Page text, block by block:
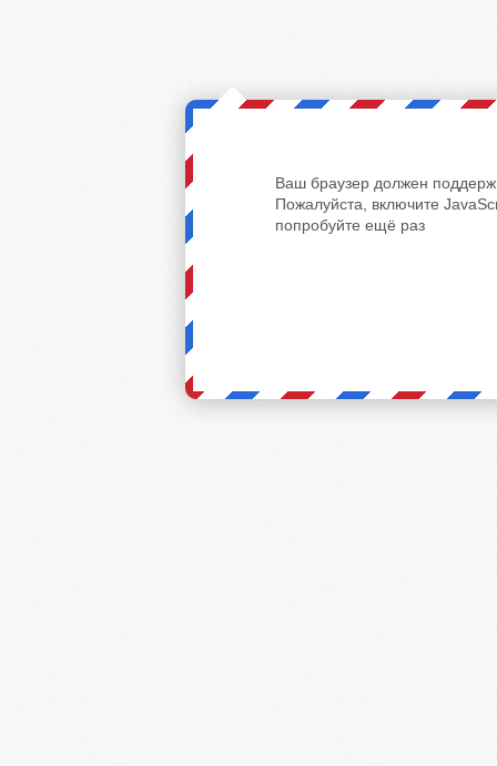
Ваш браузер должен
Пожалуйста, включите
попробуйте ещё раз